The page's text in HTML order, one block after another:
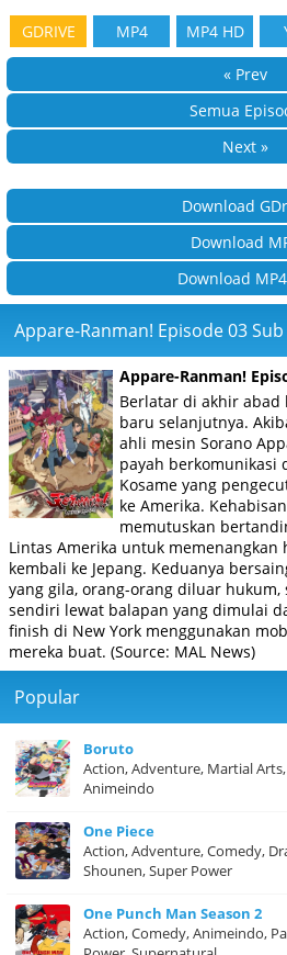
GDRIVE MP4 MP4 HD
« Prev
Semua
Next »
Download
Download
Download
Appare-Ranman! Episode 03
Appare-Ranman!
Berlatar di akhir abad
baru selanjutnya.
ahli mesin Sorano
payah berkomunikasi
Kosame yang
ke Amerika.
memutuskan
Lintas Amerika untuk
kembali ke Jepang. Keduanya
yang gila, orang-orang diluar
sendiri lewat balapan yang dimulai
finish di New York menggunakan
mereka buat. (Source: MAL News)
Popular
Boruto
Action, Adventure, Martial
Animeindo
One Piece
Action, Adventure, Comedy,
Shounen, Super Power
One Punch Man Season 2
Action, Comedy, Animeindo,